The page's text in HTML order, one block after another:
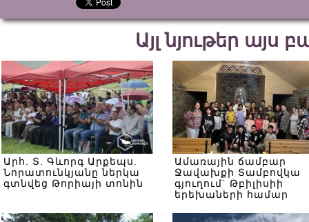
Այլ նյութեր այս
Արհ. Տ. Գևորգ Արքեպս.
Նորատունկյանը ներկա
գտնվեց Թորիայի տոնին
Ամառային ճամբար
Ջավախքի Տամբովկա
գյուղում` Թբիլիսիի
երեխաների համար